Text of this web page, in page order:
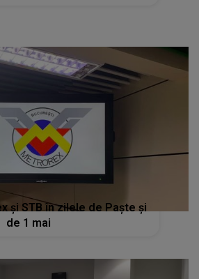
și STB în zilele de Paște și
de 1 mai